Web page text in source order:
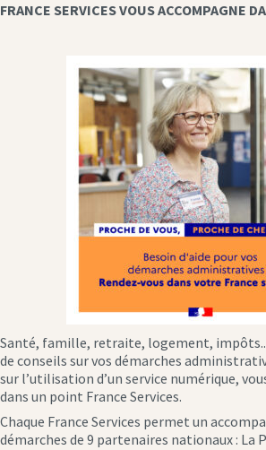
FRANCE SERVICES VOUS ACCOMPAGNE
Santé, famille, retraite, logement, impôts...
de conseils sur vos démarches
sur l’utilisation d’un service numérique,
dans un point France Services.
Chaque France Services permet un
démarches de 9 partenaires nationaux : La